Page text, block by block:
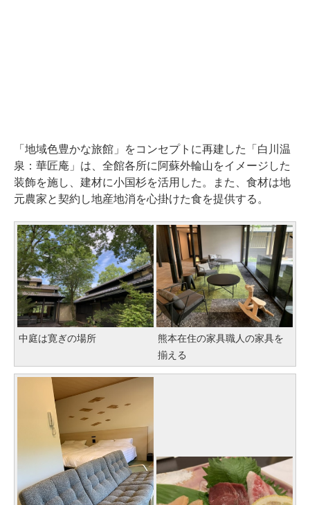
「地域色豊かな旅館」をコンセプトに再建した「白川温
泉：華匠庵」は、全館各所に阿蘇外輪山をイメージした
装飾を施し、建材に小国杉を活用した。また、食材は地
元農家と契約し地産地消を心掛けた食を提供する。
中庭は寛ぎの場所
熊本在住の家具職人の家具を
揃える